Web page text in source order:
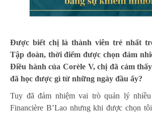
Được biết chị là thành viên trẻ nhất
Tập đoàn, thời điểm được chọn đảm
Điều hành của Corèle V, chị đã cảm
đã học được gì từ những ngày đầu ấy?
Tuy đã đảm nhiệm vai trò quản lý
Financière B’Lao nhưng khi được chọn